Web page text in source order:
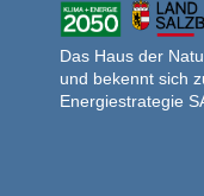
Das Haus der
und bekennt sich
Energiestrategie